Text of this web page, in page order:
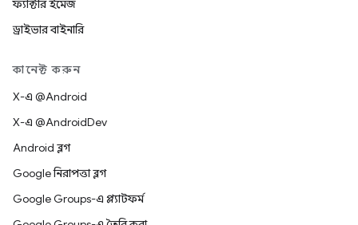
ফ্যাক্টরি ইমেজ
ড্রাইভার বাইনারি
কানেক্ট করুন
X-এ @Android
X-এ @AndroidDev
Android ব্লগ
Google নিরাপত্তা ব্লগ
Google Groups-এ প্ল্যাটফর্ম